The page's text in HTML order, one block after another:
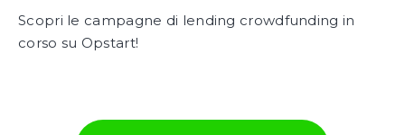
Scopri le campagne di lending crowdfunding in
corso su Opstart!